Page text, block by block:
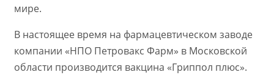
мире.
В настоящее время на фармацевтическом заводе
компании «НПО Петровакс Фарм» в Московской
области производится вакцина «Гриппол плюс».